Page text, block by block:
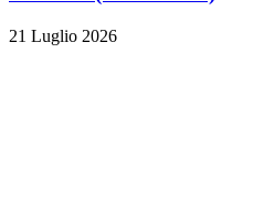
21 Luglio 2026